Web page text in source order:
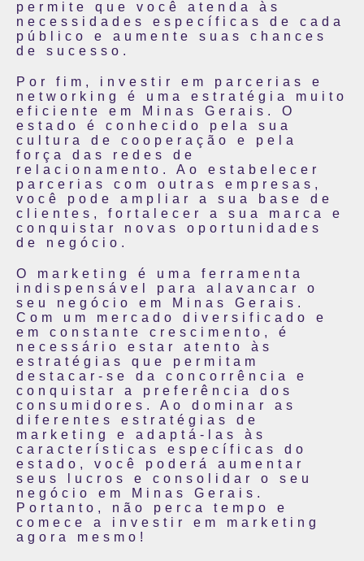
permite que você atenda às
necessidades específicas de cada
público e aumente suas chances
de sucesso.
Por fim, investir em parcerias e
networking é uma estratégia muito
eficiente em Minas Gerais. O
estado é conhecido pela sua
cultura de cooperação e pela
força das redes de
relacionamento. Ao estabelecer
parcerias com outras empresas,
você pode ampliar a sua base de
clientes, fortalecer a sua marca e
conquistar novas oportunidades
de negócio.
O marketing é uma ferramenta
indispensável para alavancar o
seu negócio em Minas Gerais.
Com um mercado diversificado e
em constante crescimento, é
necessário estar atento às
estratégias que permitam
destacar-se da concorrência e
conquistar a preferência dos
consumidores. Ao dominar as
diferentes estratégias de
marketing e adaptá-las às
características específicas do
estado, você poderá aumentar
seus lucros e consolidar o seu
negócio em Minas Gerais.
Portanto, não perca tempo e
comece a investir em marketing
agora mesmo!